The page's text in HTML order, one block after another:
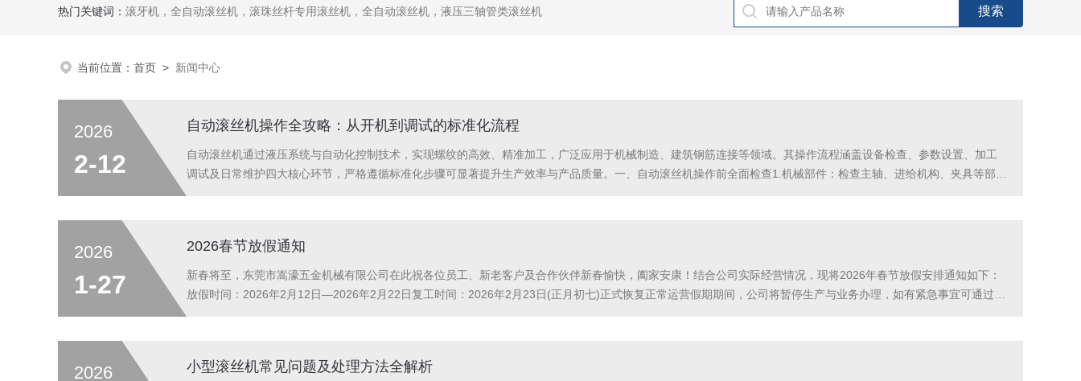
热门关键词： 滚牙机，全自动滚丝机，滚珠丝杆专用滚丝机，全自动滚丝机，液压三轴管类滚丝机
当前位置： 首页 > 新闻中心
2026
2-12
自动滚丝机操作全攻略：从开机到调试的标准化流程
自动滚丝机通过液压系统与自动化控制技术，实现螺纹的高效、精准加工，广泛应用于机械制造、建筑钢筋连接等领域。其操作流程涵盖设备检查、参数设置、加工
调试及日常维护四大核心环节，严格遵循标准化步骤可显著提升生产效率与产品质量。一、自动滚丝机操作前全面检查1.机械部件：检查主轴、进给机构、夹具等部件
2026
1-27
2026春节放假通知
新春将至，东莞市嵩濠五金机械有限公司在此祝各位员工、新老客户及合作伙伴新春愉快，阖家安康！结合公司实际经营情况，现将2026年春节放假安排通知如下：
放假时间：2026年2月12日—2026年2月22日复工时间：2026年2月23日(正月初七)正式恢复正常运营假期期间，公司将暂停生产与业务办理，如有紧急事宜可通过预
2026 小型滚丝机常见问题及处理方法全解析